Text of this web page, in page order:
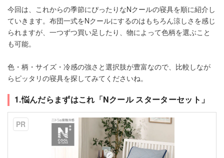
今回は、これからの季節にぴったりなNクールの寝具を順に紹介し
ていきます。布団一式をNクールにするのはもちろん涼しさを感じ
られますが、一つずつ買い足したり、物によって色柄を選ぶこと
も可能。
色・柄・サイズ・冷感の強さと選択肢が豊富なので、比較しなが
らピッタリの寝具を探してみてくださいね。
1.悩んだらまずはこれ「Nクール スターターセット」
PR